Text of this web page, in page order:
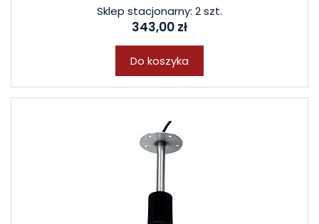
Sklep stacjonarny: 2 szt.
343,00 zł
Do koszyka